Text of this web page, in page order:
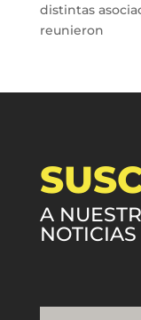
distintas
reunieron
A
NOTICIAS